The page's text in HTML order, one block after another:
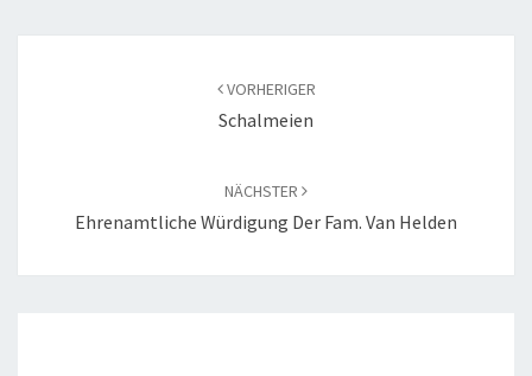
VORHERIGER
Schalmeien
NÄCHSTER
Ehrenamtliche Würdigung Der Fam. Van Helden